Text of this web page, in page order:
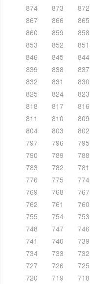
874
873 872
867
866 865
860
859 858
853
852 851
846
845 844
839
838 837
832
831 830
825
824 823
818
817 816
811
810 809
804
803 802
797
796 795
790
789 788
783
782 781
776
775 774
769
768 767
762
761 760
755
754 753
748
747 746
741
740 739
734
733 732
727
726 725
720
719 718